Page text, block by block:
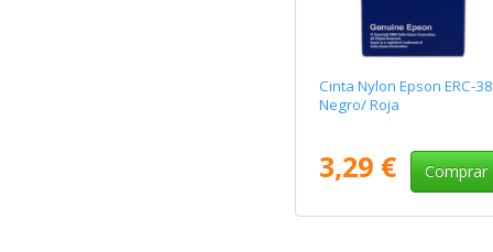
Cinta Nylon Epson ERC-
Negro/ Roja
3,29 € Comprar